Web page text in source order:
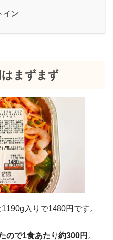
イン
はまずまず
入りで1480円です。
ので1食あたり約300円 。